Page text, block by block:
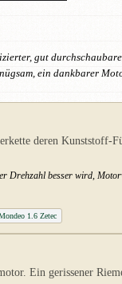
gut
ein dankbarer
deren Kunststoff-
Drehzahl besser wird,
1.6 Zetec
Ein gerissener